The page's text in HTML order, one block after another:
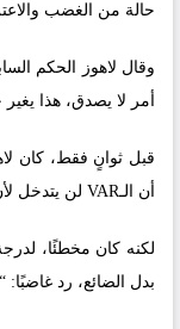
حالة من الغضب
وقال لاهوز الحكم
أمر لا يصدق، هذا يغير
قبل ثوانٍ فقط، كان
أن الـVAR لن يتدخل لأن الكرة لم تكن قيد اللعب لحظة الدهس.
لكنه كان مخطئًا،
بدل الضائع، رد غاضبًا: